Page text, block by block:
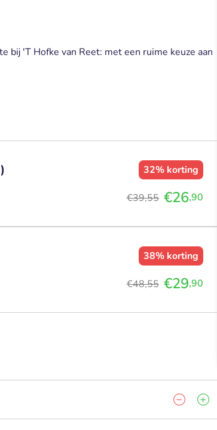
bij 'T Hofke van Reet: met een ruime keuze aan
32% korting
€39,55 €26,90
38% korting
€48,55 €29,90